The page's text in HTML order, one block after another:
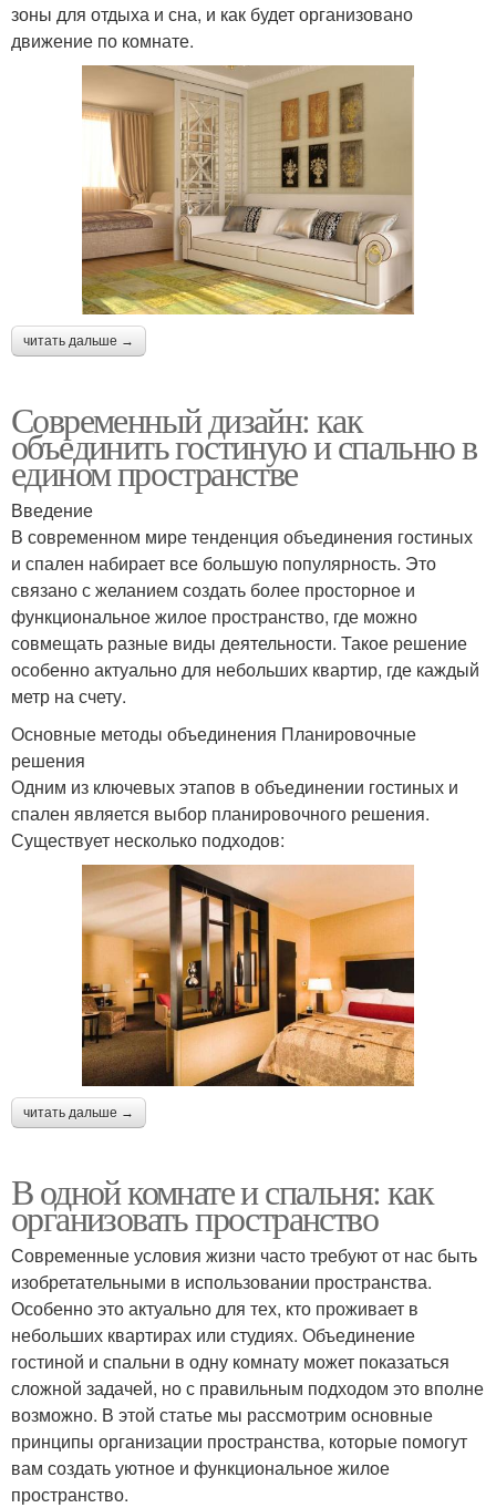
зоны для отдыха и сна, и как будет организовано
движение по комнате.
читать дальше →
Современный дизайн: как
объединить гостиную и спальню в
едином пространстве
Введение
В современном мире тенденция объединения гостиных
и спален набирает все большую популярность. Это
связано с желанием создать более просторное и
функциональное жилое пространство, где можно
совмещать разные виды деятельности. Такое решение
особенно актуально для небольших квартир, где каждый
метр на счету.
Основные методы объединения Планировочные
решения
Одним из ключевых этапов в объединении гостиных и
спален является выбор планировочного решения.
Существует несколько подходов:
читать дальше →
В одной комнате и спальня: как
организовать пространство
Современные условия жизни часто требуют от нас быть
изобретательными в использовании пространства.
Особенно это актуально для тех, кто проживает в
небольших квартирах или студиях. Объединение
гостиной и спальни в одну комнату может показаться
сложной задачей, но с правильным подходом это вполне
возможно. В этой статье мы рассмотрим основные
принципы организации пространства, которые помогут
вам создать уютное и функциональное жилое
пространство.